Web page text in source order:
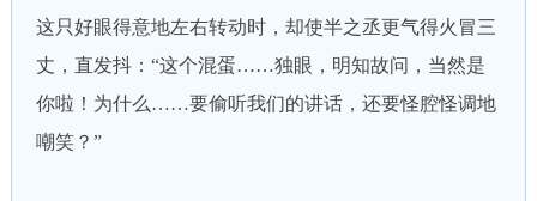
这只好眼得意地左右转动时，却使半之丞更气得火冒三
丈，直发抖：“这个混蛋……独眼，明知故问，当然是
你啦！为什么……要偷听我们的讲话，还要怪腔怪调地
嘲笑？”